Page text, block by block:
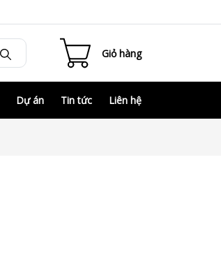
Giỏ hàng
Dự án Tin tức Liên hệ